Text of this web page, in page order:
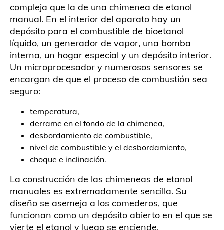
compleja que la de una chimenea de etanol
manual. En el interior del aparato hay un
depósito para el combustible de bioetanol
líquido, un generador de vapor, una bomba
interna, un hogar especial y un depósito interior.
Un microprocesador y numerosos sensores se
encargan de que el proceso de combustión sea
seguro:
temperatura,
derrame en el fondo de la chimenea,
desbordamiento de combustible,
nivel de combustible y el desbordamiento,
choque e inclinación.
La construcción de las chimeneas de etanol
manuales es extremadamente sencilla. Su
diseño se asemeja a los comederos, que
funcionan como un depósito abierto en el que se
vierte el etanol y luego se enciende.